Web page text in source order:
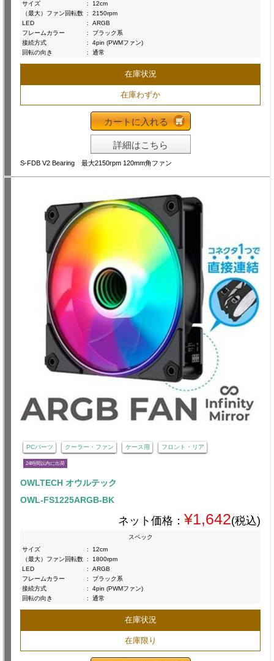
サイズ
:
12cm
（最大）ファン回転数 :
2150rpm
LED
:
ARGB
フレームカラー
:
ブラック系
接続方式
:
4pin (PWMファン)
回転の向き
: 通常
在庫状況
在庫わずか
カートに入れる
詳細はこちら
S-FDB V2 Bearing 最大2150rpm 120mm角ファン
PCパーツ クーラー・ファン ケース用 フロント・リア
24時間以内に出荷
OWLTECH オウルテック
OWL-FS1225ARGB-BK
ネット価格： ¥1,642(税込)
スペック
サイズ
:
12cm
（最大）ファン回転数 :
1800rpm
LED
:
ARGB
フレームカラー
:
ブラック系
接続方式
:
4pin (PWMファン)
回転の向き
: 通常
在庫状況
在庫限り